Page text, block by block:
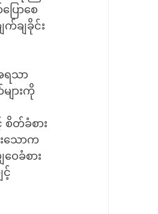
ြောစေ
ချခိုင်း
ရသာ
ျားကို
စိတ်ခံစား
သောက
ေခံစား
င့်